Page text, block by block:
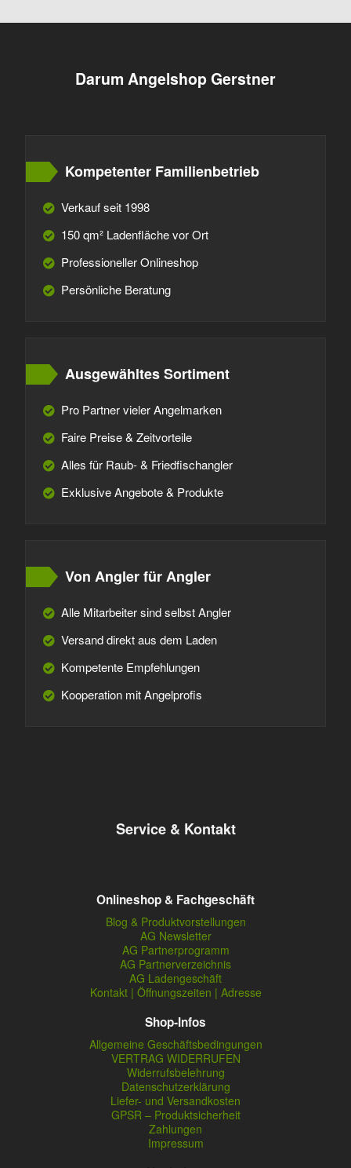
Darum Angelshop Gerstner
Kompetenter Familienbetrieb
Verkauf seit 1998
150 qm² Ladenfläche vor Ort
Professioneller Onlineshop
Persönliche Beratung
Ausgewähltes Sortiment
Pro Partner vieler Angelmarken
Faire Preise & Zeitvorteile
Alles für Raub- & Friedfischangler
Exklusive Angebote & Produkte
Von Angler für Angler
Alle Mitarbeiter sind selbst Angler
Versand direkt aus dem Laden
Kompetente Empfehlungen
Kooperation mit Angelprofis
Service & Kontakt
Onlineshop & Fachgeschäft
Blog & Produktvorstellungen
AG Newsletter
AG Partnerprogramm
AG Partnerverzeichnis
AG Ladengeschäft
Kontakt | Öffnungszeiten | Adresse
Shop-Infos
Allgemeine Geschäftsbedingungen
VERTRAG WIDERRUFEN
Widerrufsbelehrung
Datenschutzerklärung
Liefer- und Versandkosten
GPSR – Produktsicherheit
Zahlungen
Impressum